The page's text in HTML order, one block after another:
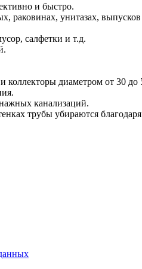
и быстро.
раковинах, унитазах, выпусков
салфетки и т.д.
коллекторы диаметром от 30 до
канализаций.
трубы убираются